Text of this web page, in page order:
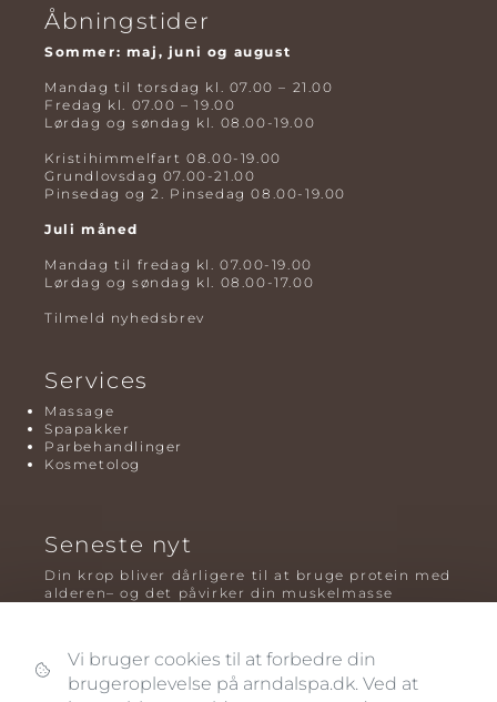
Åbningstider
Sommer: maj, juni og august
Mandag til torsdag kl. 07.00 – 21.00
Fredag kl. 07.00 – 19.00
Lørdag og søndag kl. 08.00-19.00
Kristihimmelfart 08.00-19.00
Grundlovsdag 07.00-21.00
Pinsedag og 2. Pinsedag 08.00-19.00
Juli måned
Mandag til fredag kl. 07.00-19.00
Lørdag og søndag kl. 08.00-17.00
Tilmeld nyhedsbrev
Services
Massage
Spapakker
Parbehandlinger
Kosmetolog
Seneste nyt
Din krop bliver dårligere til at bruge protein med
alderen– og det påvirker din muskelmasse
Plyometrisk træning: hvorfor hop kan være noget
Vi bruger cookies til at forbedre din
brugeroplevelse på arndalspa.dk. Ved at